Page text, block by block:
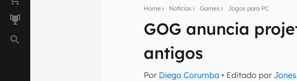
Home Notícias Games Jogos para PC
GOG anuncia
antigos
Por Diego Corumba • Editado por
Seu resumo inteligente
Assine a newsletter do Canaltech
mão.